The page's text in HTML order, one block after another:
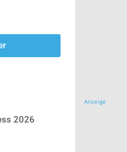
2026
Anzeige